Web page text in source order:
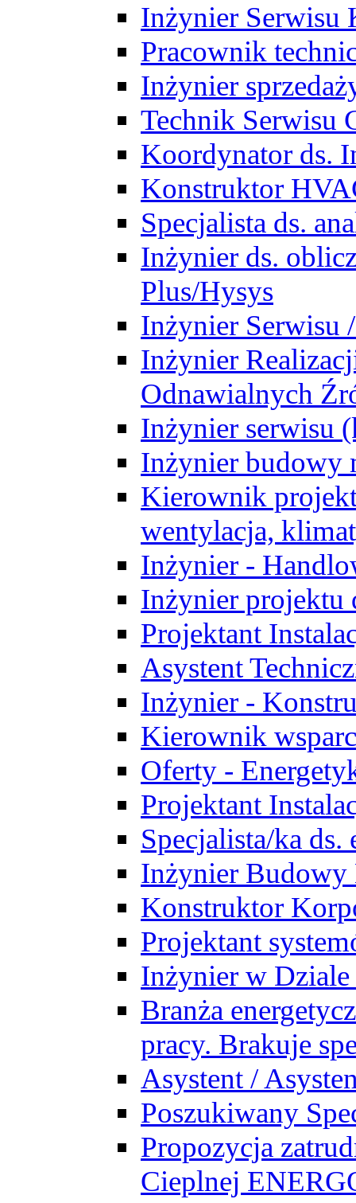
Inżynier Serwisu
Pracownik
Inżynier
Technik Serwisu
Koordynator ds.
Konstruktor
Specjalista ds.
Inżynier ds.
Plus/Hysys
Inżynier Serwisu
Inżynier
Odnawialnych
Inżynier serwisu
Inżynier budowy
Kierownik
wentylacja,
Inżynier -
Inżynier projektu
Projektant
Asystent
Inżynier -
Kierownik
Oferty -
Projektant
Specjalista/ka
Inżynier
Konstruktor
Projektant
Inżynier w
Branża
pracy. Brakuje
Asystent /
Poszukiwany
Propozycja
Cieplnej